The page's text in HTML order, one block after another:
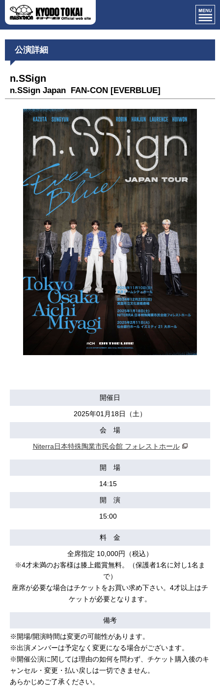
公演詳細
n.SSign
n.SSign Japan FAN-CON [EVERBLUE]
開催日
2025年01月18日（土）
会 場
Niterra日本特殊陶業市民会館 フォレストホール
開 場
14:15
開 演
15:00
料 金
全席指定 10,000円（税込）
※4才未満のお客様は膝上鑑賞無料。（保護者1名に対し1名ま
で）
座席が必要な場合はチケットをお買い求め下さい。4才以上はチ
ケットが必要となります。
備考
※開場/開演時間は変更の可能性があります。
※出演メンバーは予定なく変更になる場合がございます。
※開催公演に関しては理由の如何を問わず、チケット購入後のキ
ャンセル・変更・払い戻しは一切できません。
あらかじめご了承ください。